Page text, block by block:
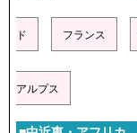
ド フランス
アルプス